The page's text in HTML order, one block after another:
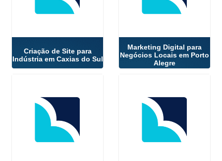
Criação de Site para
Indústria em Caxias do Sul
Marketing Digital para
Negócios Locais em Porto
Alegre